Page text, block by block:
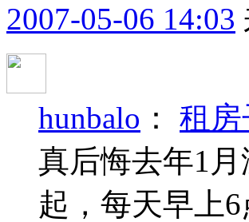
2007-05-06 14:03
hunbalo ： 租
真后悔去年1
起，每天早上